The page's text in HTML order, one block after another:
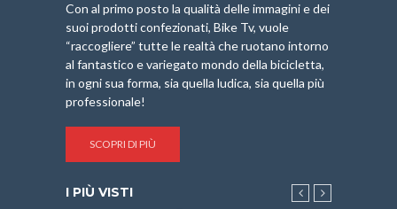
Con al primo posto la qualità delle immagini e dei
suoi prodotti confezionati, Bike Tv, vuole
“raccogliere” tutte le realtà che ruotano intorno
al fantastico e variegato mondo della bicicletta,
in ogni sua forma, sia quella ludica, sia quella più
professionale!
SCOPRI DI PIÙ
I PIÙ VISTI